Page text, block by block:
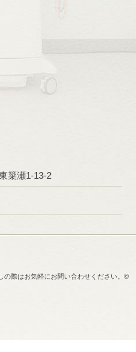
簗瀬1-13-2
の際はお気軽にお問い合わせください。©